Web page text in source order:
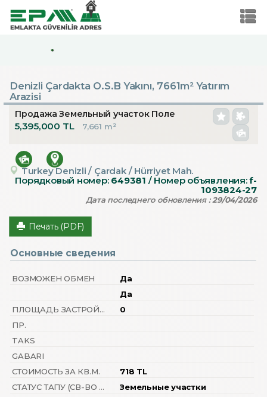
*
Denizli Çardakta O.S.B Yakını, 7661m² Yatırım
Arazisi
Продажа Земельный участок Поле
5,395,000 TL 7,661 m²
Turkey Denizli / Çardak/ Hürriyet Mah.
Порядковый номер: 649381 / Номер объявления:f-
1093824-27
Дата последнего обновления :29/04/2026
Печать (PDF)
Основные сведения
ВОЗМОЖЕН ОБМЕН
Да
Да
ПЛОЩАДЬ ЗАСТРОЙКИ (ФУНДАМЕНТ)
0
ПР.
TAKS
GABARI
СТОИМОСТЬ ЗА КВ.М.
718 TL
СТАТУС ТАПУ (СВ-ВО О ПРАВЕ СОБСТВЕННОСТИ)
Земельные участки